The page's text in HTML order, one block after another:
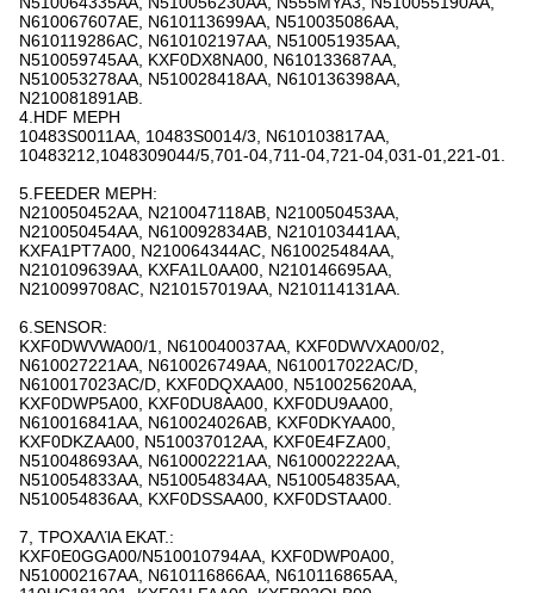
N610067607AE, N610113699AA, N510035086AA,
N610119286AC, N610102197AA, N510051935AA,
N510059745AA, KXF0DX8NA00, N610133687AA,
N510053278AA, N510028418AA, N610136398AA,
N210081891AB.
4.HDF ΜΕΡΗ
10483S0011AA, 10483S0014/3, N610103817AA,
10483212,1048309044/5,701-04,711-04,721-04,031-01,221-01.
5.FEEDER ΜΕΡΗ:
N210050452AA, N210047118AB, N210050453AA,
N210050454AA, N610092834AB, N210103441AA,
KXFA1PT7A00, N210064344AC, N610025484AA,
N210109639AA, KXFA1L0AA00, N210146695AA,
N210099708AC, N210157019AA, N210114131AA.
6.SENSOR:
KXF0DWVWA00/1, N610040037AA, KXF0DWVXA00/02,
N610027221AA, N610026749AA, N610017022AC/D,
N610017023AC/D, KXF0DQXAA00, N510025620AA,
KXF0DWP5A00, KXF0DU8AA00, KXF0DU9AA00,
N610016841AA, N610024026AB, KXF0DKYAA00,
KXF0DKZAA00, N510037012AA, KXF0E4FZA00,
N510048693AA, N610002221AA, N610002222AA,
N510054833AA, N510054834AA, N510054835AA,
N510054836AA, KXF0DSSAA00, KXF0DSTAA00.
7, ΤΡΟΧΑΛΊΑ ΕΚΑΤ.:
KXF0E0GGA00/N510010794AA, KXF0DWP0A00,
N510002167AA, N610116866AA, N610116865AA,